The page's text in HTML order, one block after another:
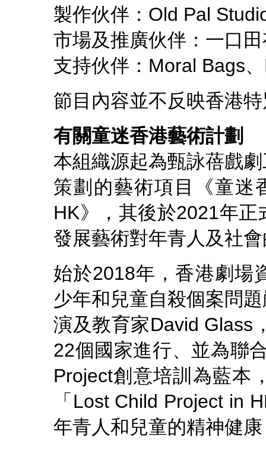
製作伙伴：Old Pal
市場及推廣伙伴：一口
支持伙伴：Moral Bags
節目內容並不反映香港
有關童迷香港藝術計劃
本組織源起為甄詠蓓戲
策劃的藝術項目《童迷
HK》，其後於2021年
發展藝術對年青人及社
始於2018年，香港劇場
少年和兒童自殺個案問
演及教育家David Glass
22個國家進行、並為聯
Project創意培訓為藍本
「Lost Child Project in
年青人和兒童的精神健